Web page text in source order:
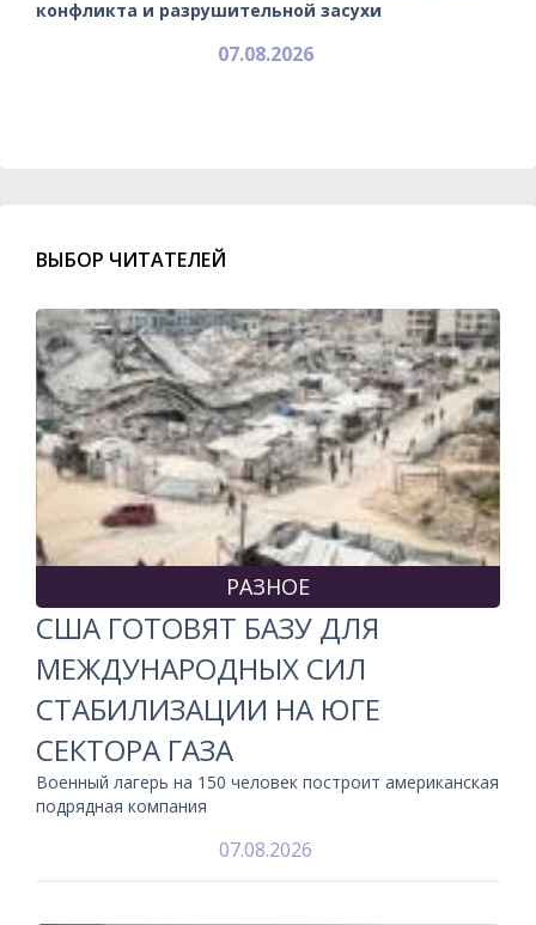
конфликта и разрушительной засухи
07.08.2026
ВЫБОР ЧИТАТЕЛЕЙ
РАЗНОЕ
США ГОТОВЯТ БАЗУ ДЛЯ
МЕЖДУНАРОДНЫХ СИЛ
СТАБИЛИЗАЦИИ НА ЮГЕ
СЕКТОРА ГАЗА
Военный лагерь на 150 человек построит американская
подрядная компания
07.08.2026